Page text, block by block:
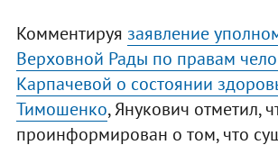
Комментируя заявление
Верховной Рады по правам
Карпачевой о состоянии
Тимошенко, Янукович отметил,
проинформирован о том, что